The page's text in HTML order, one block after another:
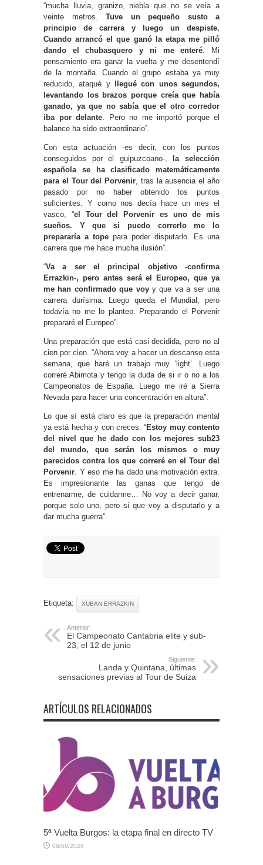
“mucha lluvia, granizo, niebla que no se veía a
veinte metros. Tuve un pequeño susto a
principio de carrera y luego un despiste.
Cuando arrancó el que ganó la etapa me pilló
dando el chubasquero y ni me enteré . Mi
pensamiento era ganar la vuelta y me desentendí
de la montaña. Cuando el grupo estaba ya muy
reducido, ataqué yllegué con unos segundos,
levantando los brazos porque creía que había
ganado, ya que no sabía que el otro corredor
iba por delante . Pero no me importó porque el
balance ha sido extraordinario”.
Con esta actuación -es decir, con los puntos
conseguidos por el guipuzcoano-,
la selección
española se ha clasificado matemáticamente
para el Tour del Porvenir , tras la ausencia el año
pasado por no haber obtenido los puntos
suficientes. Y como nos decía hace un mes el
vasco, “el Tour del Porvenir es uno de mis
sueños. Y que si puedo correrlo me lo
prepararía a tope para poder disputarlo. Es una
carrera que me hace mucha ilusión”.
“Va a ser el principal objetivo -confirma
Errazkin-, pero antes será el Europeo, que ya
me han confirmado que voyy que va a ser una
carrera durísima. Luego queda el Mundial, pero
todavía no me lo planteo. Preparando el Porvenir
prepararé el Europeo”.
Una preparación que está casi decidida, pero no al
cien por cien. “Ahora voy a hacer un descanso esta
semana, que haré un trabajo muy ‘light’. Luego
correré Abimota y tengo la duda de si ir o no a los
Campeonatos de España. Luego me iré a Sierra
Nevada para hacer una concentración en altura”.
Lo que sí está claro es que la preparación mental
ya está hecha y con creces. “Estoy muy contento
del nivel que he dado con los mejores sub23
del mundo, que serán los mismos o muy
parecidos contra los que correré en el Tour del
Porvenir . Y eso me ha dado una motivación extra.
Es impresionante las ganas que tengo de
entrenarme, de cuidarme… No voy a decir ganar,
porque solo uno, pero sí que voy a disputarlo y a
dar mucha guerra”.
Etiqueta: XUBAN ERRAZKIN
Anterior:
El Campeonato Cantabria elite y sub-
23, el 12 de junio
Siguiente:
Landa y Quintana, últimas
sensaciones previas al Tour de Suiza
ARTÍCULOS RELACIONADOS
5ª Vuelta Burgos: la etapa final en directo TV
08/08/2026